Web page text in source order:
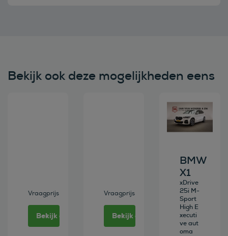
Bekijk ook deze mogelijkheden eens
Vraagprijs
Bekijk deze auto
Vraagprijs
Bekijk deze auto
Bekijk deze
BMW
X1
xDrive
25i M-
Sport
High E
xecuti
ve aut
oma